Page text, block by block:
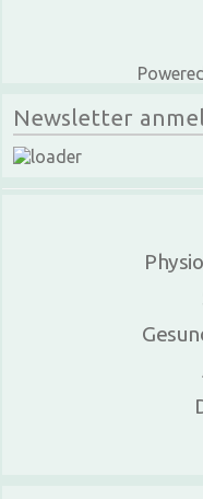
Newsletter